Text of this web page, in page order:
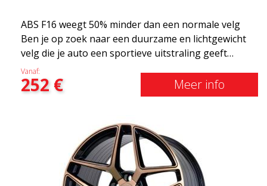
ABS F16 weegt 50% minder dan een normale velg
Ben je op zoek naar een duurzame en lichtgewicht
velg die je auto een sportieve uitstraling geeft
zonder het shirt te kosten? ABS F16 is onze eigen
poging om kwaliteitsbewuste klanten te voorzien
van een velg die profiteert van de nieuwste
productie. De velgen van de toekomst zijn een
gebied waar de ontwikkeling snel vordert en ABS
F16 staat echt op de voorgrond!
Vanaf:
252€ Meer info